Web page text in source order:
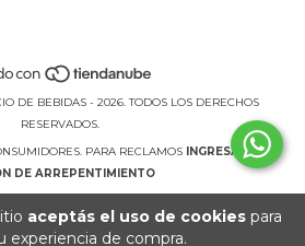
aceptás el uso de cookiespara
experiencia de compra.
DE BEBIDAS - 2026. TODOS LOS DERECHOS
RESERVADOS.
PARA RECLAMOS
INGRESÁ ACÁ.
DE ARREPENTIMIENTO